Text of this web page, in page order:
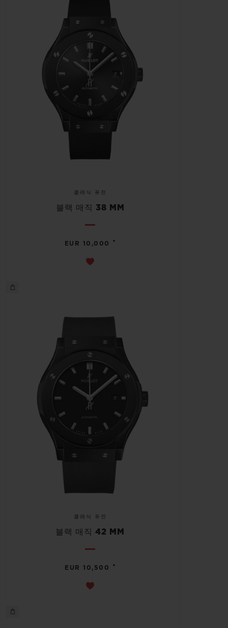
클래식 퓨전
블랙 매직 38 MM
EUR 10,000 •
클래식 퓨전
블랙 매직 42 MM
EUR 10,500 •